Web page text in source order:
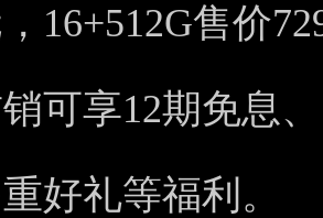
16+512G售价
可享12期免息
好礼等福利。